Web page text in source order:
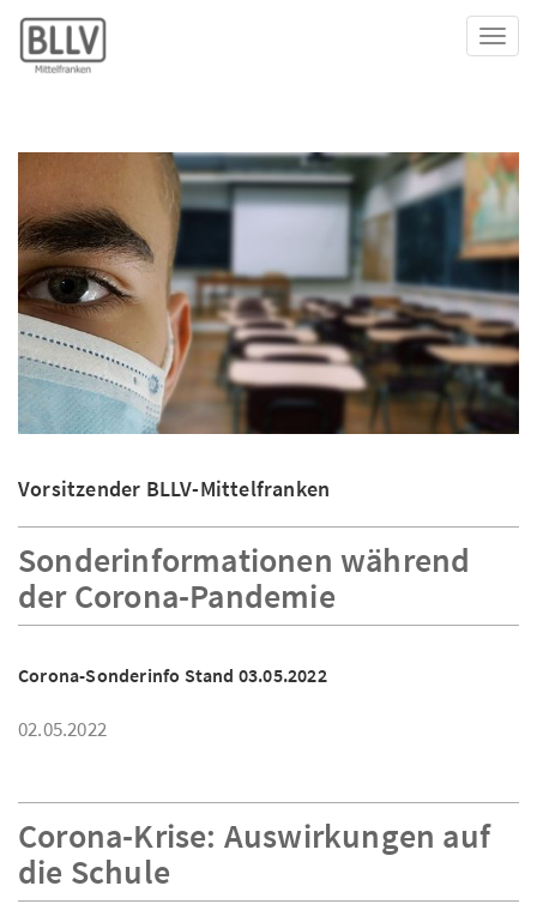
Vorsitzender BLLV-Mittelfranken
Sonderinformationen während
der Corona-Pandemie
Corona-Sonderinfo Stand 03.05.2022
02.05.2022
Corona-Krise: Auswirkungen auf
die Schule